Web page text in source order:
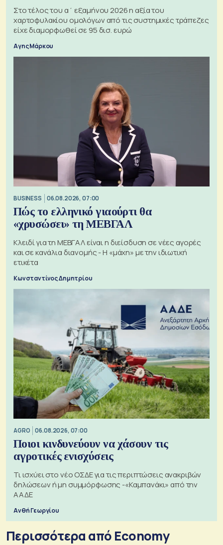
Στο τέλος του α΄ εξαμήνου 2026 η αξία του
χαρτοφυλακίου ομολόγων από τις συστημικές τράπεζες
είχε διαμορφωθεί σε 95 δισ. ευρώ
Αγης Μάρκου
BUSINESS 06.08.2026, 07:00
Πώς το ελληνικό γιαούρτι θα
«χρυσώσει» τη ΜΕΒΓΑΛ
Κλειδί για τη ΜΕΒΓΑΛ είναι η διείσδυση σε νέες αγορές
και σε κανάλια διανομής - Η «μάχη» με την ιδιωτική
ετικέτα
Κωνσταντίνος Δημητρίου
AGRO 06.08.2026, 07:00
Ποιοι κινδυνεύουν να χάσουν τις
αγροτικές ενισχύσεις
Τι ισχύει στο νέο ΟΣΔΕ για τις περιπτώσεις ανακριβών
δηλώσεων ή μη συμμόρφωσης -«Καμπανάκι» από την
ΑΑΔΕ
Ανθή Γεωργίου
Περισσότερα από Economy